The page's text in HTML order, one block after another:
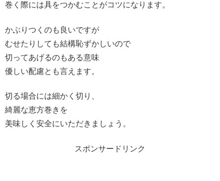
巻く際には具をつかむことがコツになります。
かぶりつくのも良いですが
むせたりしても結構恥ずかしいので
切ってあげるのもある意味
優しい配慮とも言えます。
切る場合には細かく切り、
綺麗な恵方巻きを
美味しく安全にいただきましょう。
スポンサードリンク